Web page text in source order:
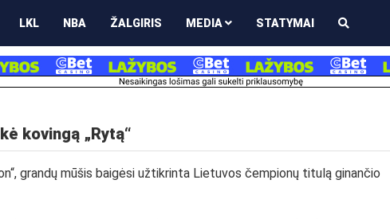
LKL NBA ŽALGIRIS MEDIA STATYMAI
kovingą „Rytą“
grandų mūšis baigėsi užtikrinta Lietuvos čempionų titulą ginančio